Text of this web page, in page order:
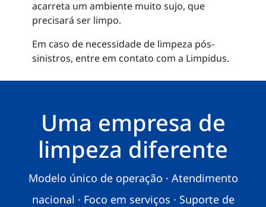
acarreta um ambiente muito sujo, que
precisará ser limpo.
Em caso de necessidade de limpeza pós-
sinistros, entre em contato com a Limpidus.
Uma empresa de
limpeza diferente
Modelo único de operação · Atendimento
nacional · Foco em serviços · Suporte de